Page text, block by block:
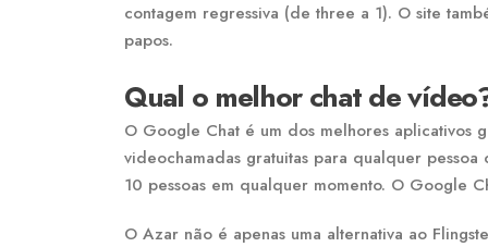
contagem regressiva (de three a 1). O site
papos.
Qual o melhor chat de
O Google Chat é um dos melhores aplicativos
videochamadas gratuitas para qualquer
10 pessoas em qualquer momento. O Google
O Azar não é apenas uma alternativa ao